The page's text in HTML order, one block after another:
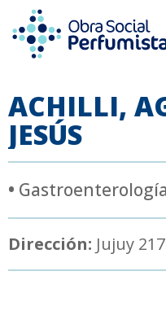
ACHILLI,
JESÚS
• Gastroenterología
Dirección: Jujuy